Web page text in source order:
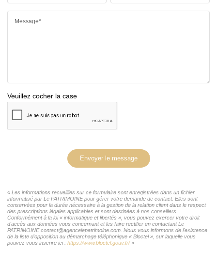
Message*
Veuillez cocher la case
Envoyer le message
« Les informations recueillies sur ce formulaire sont enregistrées dans un fichier
informatisé par Le PATRIMOINE pour gérer votre demande de contact. Elles sont
conservées pour la durée nécessaire à la gestion de la relation client dans le respect
des prescriptions légales applicables et sont destinées à nos conseillers
Conformément à la loi « informatique et libertés », vous pouvez exercer votre droit
d'accès aux données vous concernant et les faire rectifier en contactant Le
PATRIMOINE contact@agencelepatrimoine.com. Nous vous informons de l'existence
de la liste d'opposition au démarchage téléphonique « Bloctel », sur laquelle vous
pouvez vous inscrire ici : https://www.bloctel.gouv.fr/»